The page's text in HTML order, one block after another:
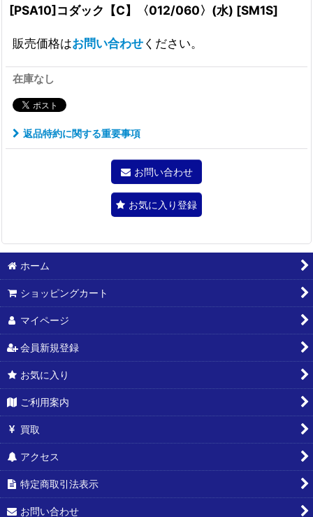
[PSA10]コダック【C】〈012/060〉(水) [SM1S]
販売価格はお問い合わせください。
在庫なし
返品特約に関する重要事項
お問い合わせ
お気に入り登録
ホーム
ショッピングカート
マイページ
会員新規登録
お気に入り
ご利用案内
買取
アクセス
特定商取引法表示
お問い合わせ